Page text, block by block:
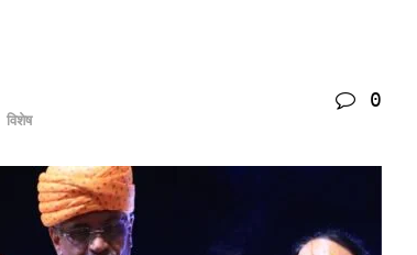
विशेष
0